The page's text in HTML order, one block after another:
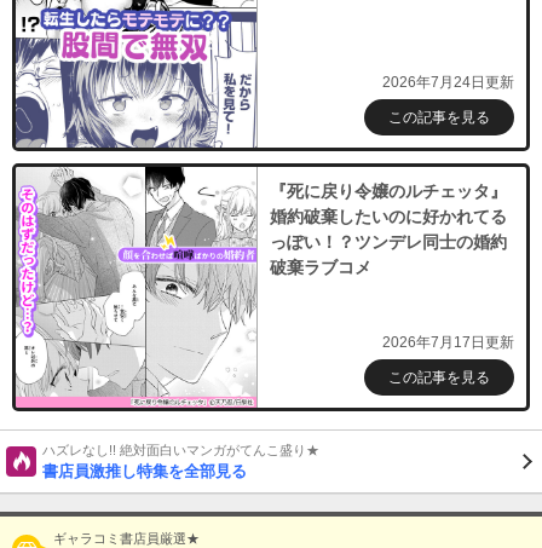
2026年7月24日更新
この記事を見る
『死に戻り令嬢のルチェッタ』
婚約破棄したいのに好かれてる
っぽい！？ツンデレ同士の婚約
破棄ラブコメ
2026年7月17日更新
この記事を見る
ハズレなし!! 絶対面白いマンガがてんこ盛り★
書店員激推し特集を全部見る
ギャラコミ書店員厳選★